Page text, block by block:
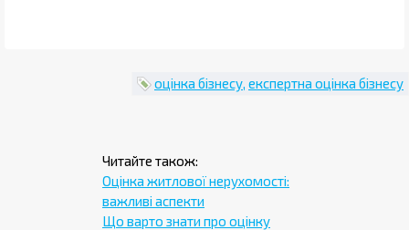
оцінка бізнесу експертна оцінка бізнесу
Оцінка житлової нерухомості:
важливі аспекти
Що варто знати про оцінку